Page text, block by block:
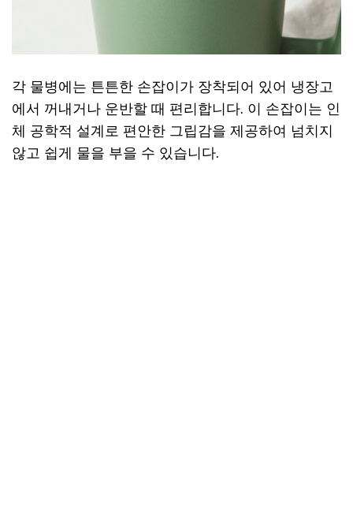
각 물병에는 튼튼한 손잡이가 장착되어 있어 냉장고
에서 꺼내거나 운반할 때 편리합니다. 이 손잡이는 인
체 공학적 설계로 편안한 그립감을 제공하여 넘치지
않고 쉽게 물을 부을 수 있습니다.